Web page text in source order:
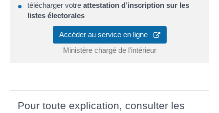
télécharger votre attestation d’inscription sur les
listes électorales
Accéder au service en ligne
Ministère chargé de l'intérieur
Pour toute explication, consulter les